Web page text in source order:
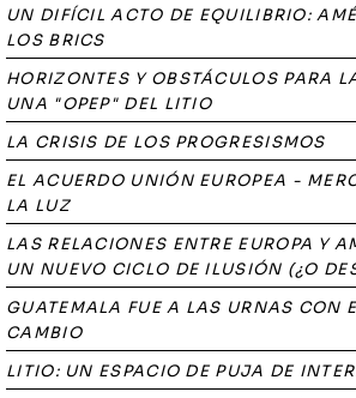
UN DIFÍCIL ACTO DE EQUILIBRIO:
LOS BRICS
HORIZONTES Y OBSTÁCULOS PARA
UNA "OPEP" DEL LITIO
LA CRISIS DE LOS PROGRESISMOS
EL ACUERDO UNIÓN EUROPEA -
LA LUZ
LAS RELACIONES ENTRE EUROPA Y
UN NUEVO CICLO DE ILUSIÓN (¿O
GUATEMALA FUE A LAS URNAS CON
CAMBIO
LITIO: UN ESPACIO DE PUJA DE